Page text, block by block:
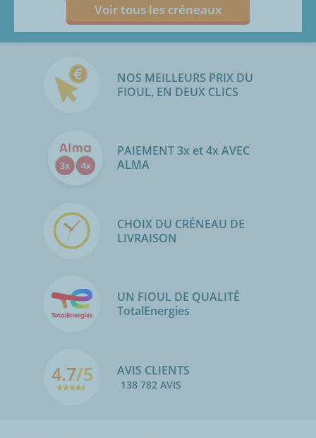
Voir tous les créneaux
NOS MEILLEURS PRIX DU
FIOUL, EN DEUX CLICS
PAIEMENT 3x et 4x AVEC
ALMA
CHOIX DU CRÉNEAU DE
LIVRAISON
UN FIOUL DE QUALITÉ
TotalEnergies
4.7/5 AVIS CLIENTS
138 782 AVIS